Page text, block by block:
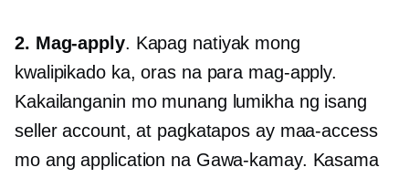
2. Mag-apply. Kapag natiyak mong
kwalipikado ka, oras na para mag-apply.
Kakailanganin mo munang lumikha ng isang
seller account, at pagkatapos ay maa-access
mo ang application na Gawa-kamay. Kasama